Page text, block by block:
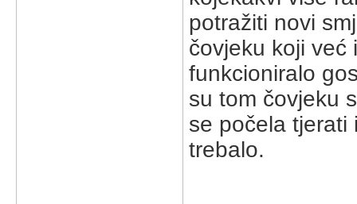
potražiti novi
čovjeku koji već
funkcioniralo
su tom čovjeku
se počela tjerati
trebalo.